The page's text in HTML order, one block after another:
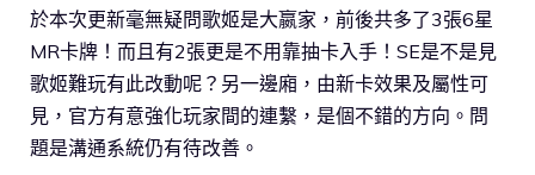
於本次更新毫無疑問歌姬是大嬴家，前後共多了3張6星
MR卡牌！而且有2張更是不用靠抽卡入手！SE是不是見
歌姬難玩有此改動呢？另一邊廂，由新卡效果及屬性可
見，官方有意強化玩家間的連繫，是個不錯的方向。問
題是溝通系統仍有待改善。